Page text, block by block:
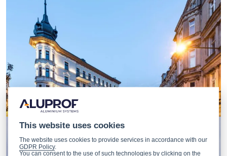
This website uses cookies
The website uses cookies to provide services in accordance with our
GDPR Policy.
You can consent to the use of such technologies by clicking on the